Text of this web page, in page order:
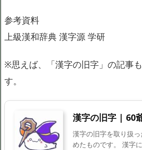
参考資料
上級漢和辞典 漢字源 学研
※思えば、「漢字の旧字」の記事
す。
漢字の旧字 | 60
漢字の旧字を取り扱
めたものです。 漢字